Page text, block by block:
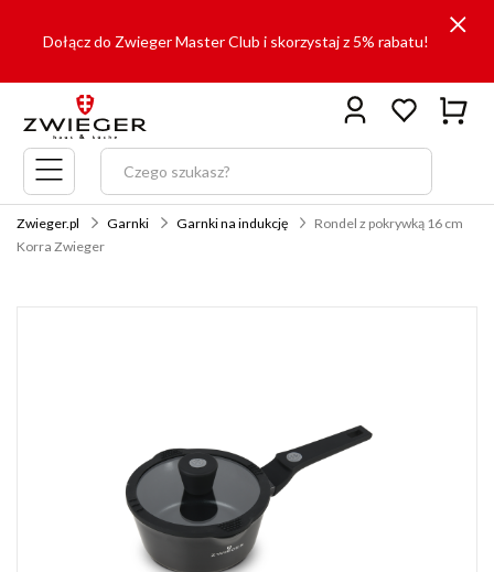
Dołącz do Zwieger Master Club i skorzystaj z 5% rabatu!
Menu
główne
Zwieger.pl Garnki Garnki na indukcję
Rondel z pokrywką 16 cm
Korra Zwieger